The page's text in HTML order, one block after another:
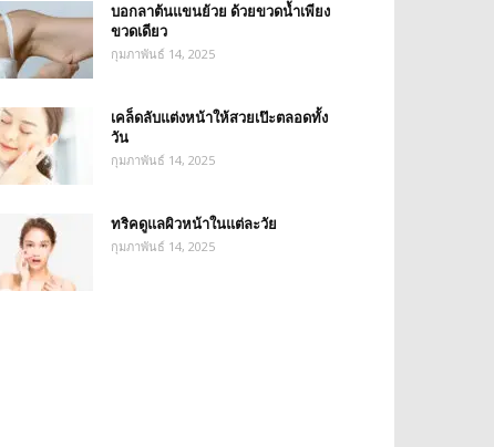
บอกลาต้นแขนย้วย ด้วยขวดน้ำเพียง
ขวดเดียว
กุมภาพันธ์ 14, 2025
เคล็ดลับแต่งหน้าให้สวยเป๊ะตลอดทั้ง
วัน
กุมภาพันธ์ 14, 2025
ทริคดูแลผิวหน้าในแต่ละวัย
กุมภาพันธ์ 14, 2025